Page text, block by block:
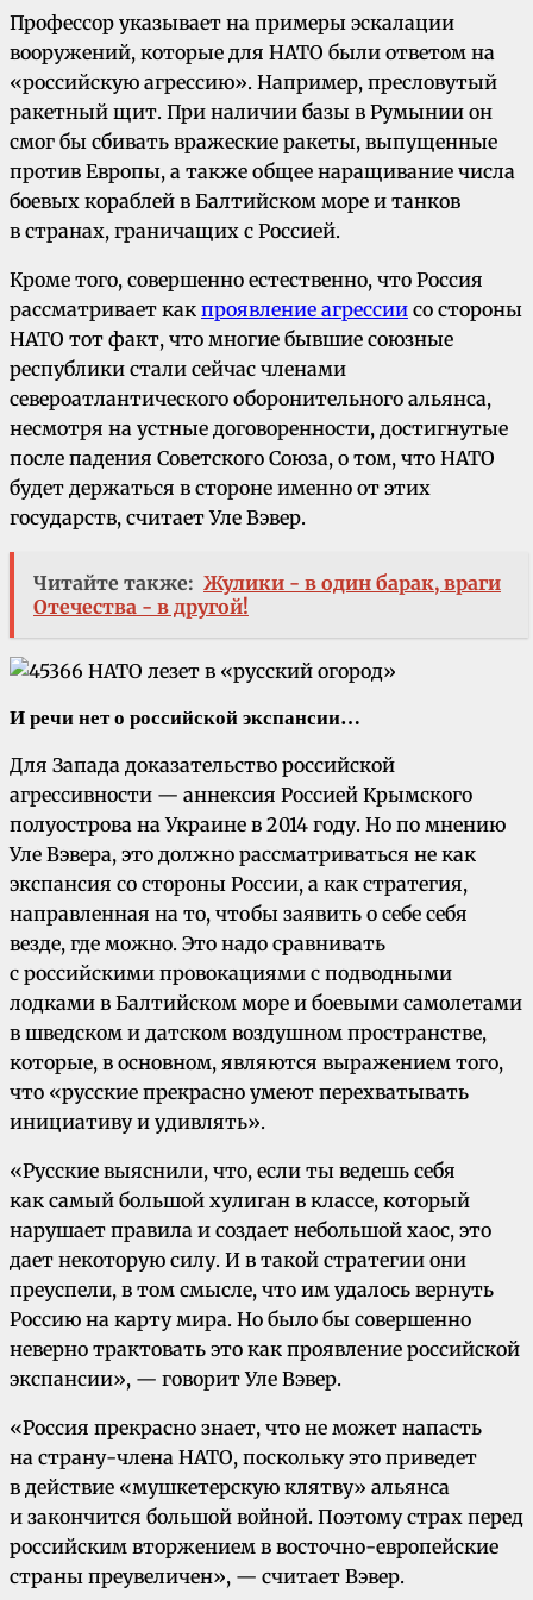
Профессор указывает на примеры эскалации
вооружений, которые для НАТО были ответом на
«российскую агрессию». Например, пресловутый
ракетный щит. При наличии базы в Румынии он
смог бы сбивать вражеские ракеты, выпущенные
против Европы, а также общее наращивание числа
боевых кораблей в Балтийском море и танков
в странах, граничащих с Россией.
Кроме того, совершенно естественно, что Россия
рассматривает как проявление агрессии со стороны
НАТО тот факт, что многие бывшие союзные
республики стали сейчас членами
североатлантического оборонительного альянса,
несмотря на устные договоренности, достигнутые
после падения Советского Союза, о том, что НАТО
будет держаться в стороне именно от этих
государств, считает Уле Вэвер.
Читайте также: Жулики - в один барак, враги
Отечества - в другой!
И речи нет о российской экспансии…
Для Запада доказательство российской
агрессивности — аннексия Россией Крымского
полуострова на Украине в 2014 году. Но по мнению
Уле Вэвера, это должно рассматриваться не как
экспансия со стороны России, а как стратегия,
направленная на то, чтобы заявить о себе себя
везде, где можно. Это надо сравнивать
с российскими провокациями с подводными
лодками в Балтийском море и боевыми самолетами
в шведском и датском воздушном пространстве,
которые, в основном, являются выражением того,
что «русские прекрасно умеют перехватывать
инициативу и удивлять».
«Русские выяснили, что, если ты ведешь себя
как самый большой хулиган в классе, который
нарушает правила и создает небольшой хаос, это
дает некоторую силу. И в такой стратегии они
преуспели, в том смысле, что им удалось вернуть
Россию на карту мира. Но было бы совершенно
неверно трактовать это как проявление российской
экспансии», — говорит Уле Вэвер.
«Россия прекрасно знает, что не может напасть
на страну-члена НАТО, поскольку это приведет
в действие «мушкетерскую клятву» альянса
и закончится большой войной. Поэтому страх перед
российским вторжением в восточно-европейские
страны преувеличен», — считает Вэвер.